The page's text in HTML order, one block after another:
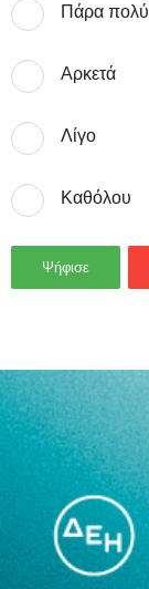
Πάρα πολύ
Αρκετά
Λίγο
Καθόλου
Ψήφισε